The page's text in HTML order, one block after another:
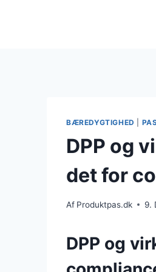
BÆREDYGTIGHED
DPP og
det for
Af Produktpas.dk 9.
DPP og